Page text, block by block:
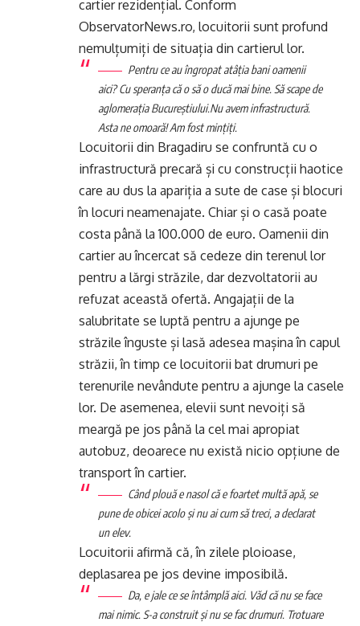
cartier rezidențial. Conform
ObservatorNews.ro, locuitorii sunt profund
nemulțumiți de situația din cartierul lor.
Pentru ce au îngropat atâţia bani oamenii
aici? Cu speranţa că o să o ducă mai bine. Să scape de
aglomeraţia Bucureştiului.Nu avem infrastructură.
Asta ne omoară! Am fost minţiţi.
Locuitorii din Bragadiru se confruntă cu o
infrastructură precară și cu construcții haotice
care au dus la apariția a sute de case și blocuri
în locuri neamenajate. Chiar și o casă poate
costa până la 100.000 de euro. Oamenii din
cartier au încercat să cedeze din terenul lor
pentru a lărgi străzile, dar dezvoltatorii au
refuzat această ofertă. Angajații de la
salubritate se luptă pentru a ajunge pe
străzile înguste și lasă adesea mașina în capul
străzii, în timp ce locuitorii bat drumuri pe
terenurile nevândute pentru a ajunge la casele
lor. De asemenea, elevii sunt nevoiți să
meargă pe jos până la cel mai apropiat
autobuz, deoarece nu există nicio opțiune de
transport în cartier.
Când plouă e nasol că e foartet multă apă, se
pune de obicei acolo şi nu ai cum să treci, a declarat
un elev.
Locuitorii afirmă că, în zilele ploioase,
deplasarea pe jos devine imposibilă.
Da, e jale ce se întâmplă aici. Văd că nu se face
mai nimic. S-a construit şi nu se fac drumuri. Trotuare